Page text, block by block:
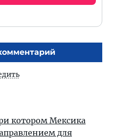
котором Мексика
для